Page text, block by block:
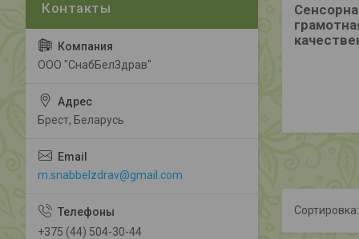
ООО "СнабБелЗдрав"
Брест, Беларусь
m.snabbelzdrav@gmail.com
+375 (44) 504-30-44